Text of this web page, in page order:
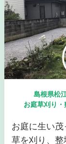
島根県松
お庭草刈り
お庭に生い
草を刈り、整